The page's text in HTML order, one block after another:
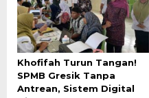
Khofifah Turun Tangan!
SPMB Gresik Tanpa
Antrean, Sistem Digital